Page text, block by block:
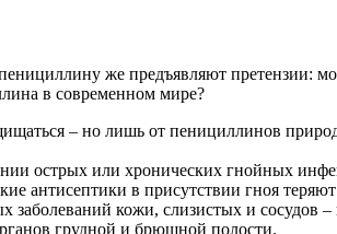
же предъявляют претензии:
в современном мире?
– но лишь от пенициллинов
острых или хронических гнойных
антисептики в присутствии гноя
кожи, слизистых и сосудов
грудной и брюшной полости.